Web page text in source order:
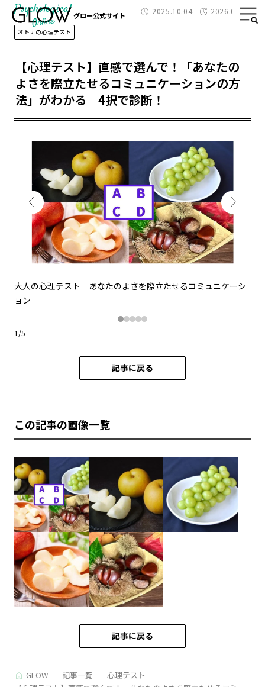
グロー公式サイト 2025.10.04 2026.01.29
Psychological
オトナの心理テスト
【心理テスト】直感で選んで！「あなたの
よさを際立たせるコミュニケーションの方
法」がわかる 4択で診断！
大人の心理テスト あなたのよさを際立たせるコミュニケーシ
ョン
1 /5
記事に戻る
この記事の画像一覧
記事に戻る
GLOW 記事一覧
心理テスト